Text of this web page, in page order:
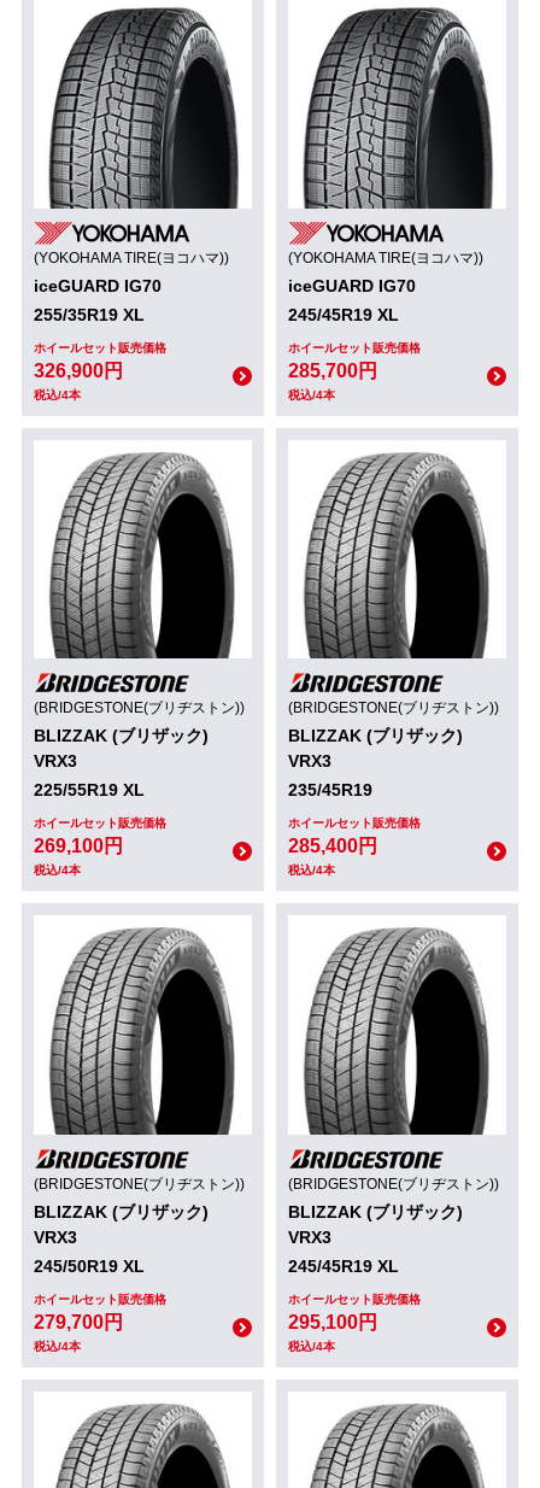
(YOKOHAMA TIRE(ヨコハマ))
iceGUARD IG70
255/35R19 XL
ホイールセット販売価格
326,900円
税込/4本
(YOKOHAMA TIRE(ヨコハマ))
iceGUARD IG70
245/45R19 XL
ホイールセット販売価格
285,700円
税込/4本
(BRIDGESTONE(ブリヂストン))
BLIZZAK (ブリザック)
VRX3
225/55R19 XL
ホイールセット販売価格
269,100円
税込/4本
(BRIDGESTONE(ブリヂストン))
BLIZZAK (ブリザック)
VRX3
235/45R19
ホイールセット販売価格
285,400円
税込/4本
(BRIDGESTONE(ブリヂストン))
BLIZZAK (ブリザック)
VRX3
245/50R19 XL
ホイールセット販売価格
279,700円
税込/4本
(BRIDGESTONE(ブリヂストン))
BLIZZAK (ブリザック)
VRX3
245/45R19 XL
ホイールセット販売価格
295,100円
税込/4本